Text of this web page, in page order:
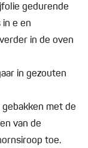
gedurende
in e en
in de oven
in gezouten
met de
van de
toe.